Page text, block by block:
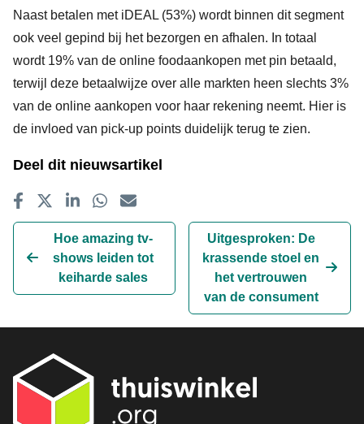
Naast betalen met iDEAL (53%) wordt binnen dit segment
ook veel gepind bij het bezorgen en afhalen. In totaal
wordt 19% van de online foodaankopen met pin betaald,
terwijl deze betaalwijze over alle markten heen slechts 3%
van de online aankopen voor haar rekening neemt. Hier is
de invloed van pick-up points duidelijk terug te zien.
Deel dit nieuwsartikel
Delen op Facebook
TweetDelen op LinkedIn
Delen op WhatsApp
E-mailadres
Hoe amazing tv-
shows leiden tot
keiharde sales
Uitgesproken: De
krassende stoel en
het vertrouwen
van de consument